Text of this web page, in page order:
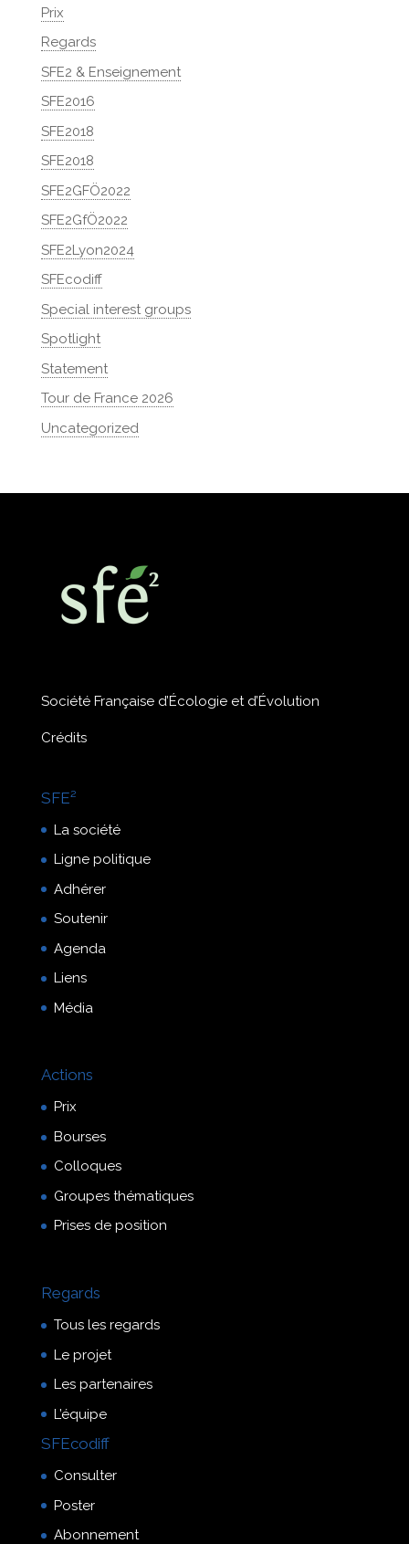
Prix
Regards
SFE2 & Enseignement
SFE2016
SFE2018
SFE2018
SFE2GFÖ2022
SFE2GfÖ2022
SFE2Lyon2024
SFEcodiff
Special interest groups
Spotlight
Statement
Tour de France 2026
Uncategorized
Société Française d’Écologie et d’Évolution
Crédits
SFE²
La société
Ligne politique
Adhérer
Soutenir
Agenda
Liens
Média
Actions
Prix
Bourses
Colloques
Groupes thématiques
Prises de position
Regards
Tous les regards
Le projet
Les partenaires
L’équipe
SFEcodiff
Consulter
Poster
Abonnement